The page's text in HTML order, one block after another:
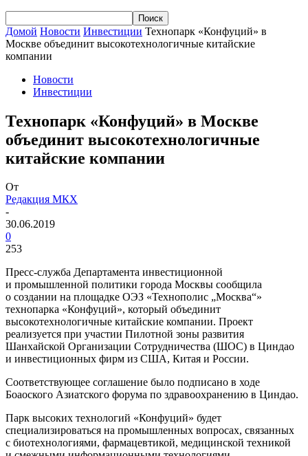
Домой Новости Инвестиции Технопарк «Конфуций» в
Москве объединит высокотехнологичные китайские
компании
Новости
Инвестиции
Технопарк «Конфуций» в Москве
объединит высокотехнологичные
китайские компании
От
Редакция МКХ
-
30.06.2019
0
253
Пресс-служба Департамента инвестиционной
и промышленной политики города Москвы сообщила
о создании на площадке ОЭЗ «Технополис „Москва“»
технопарка «Конфуций», который объединит
высокотехнологичные китайские компании. Проект
реализуется при участии Пилотной зоны развития
Шанхайской Организации Сотрудничества (ШОС) в Циндао
и инвестиционных фирм из США, Китая и России.
Соответствующее соглашение было подписано в ходе
Боаоского Азиатского форума по здравоохранению в Циндао.
Парк высоких технологий «Конфуций» будет
специализироваться на промышленных вопросах, связанных
с биотехнологиями, фармацевтикой, медицинской техникой